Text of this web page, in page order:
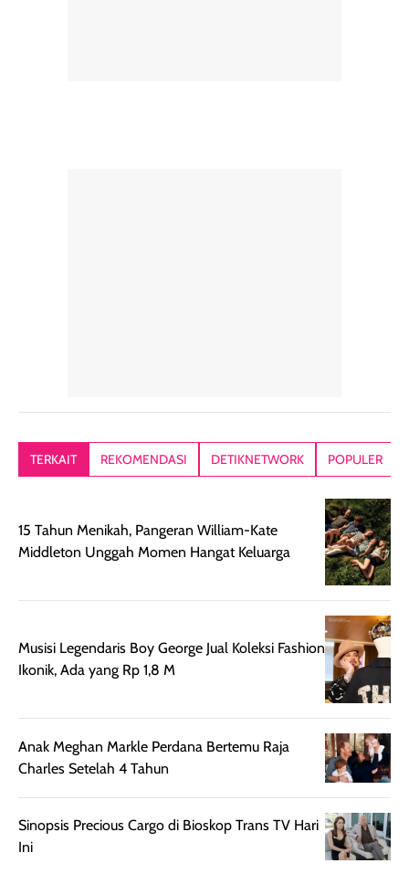
TERKAIT REKOMENDASI DETIKNETWORK POPULER
15 Tahun Menikah, Pangeran William-Kate
Middleton Unggah Momen Hangat Keluarga
Musisi Legendaris Boy George Jual Koleksi Fashion
Ikonik, Ada yang Rp 1,8 M
Anak Meghan Markle Perdana Bertemu Raja
Charles Setelah 4 Tahun
Sinopsis Precious Cargo di Bioskop Trans TV Hari
Ini